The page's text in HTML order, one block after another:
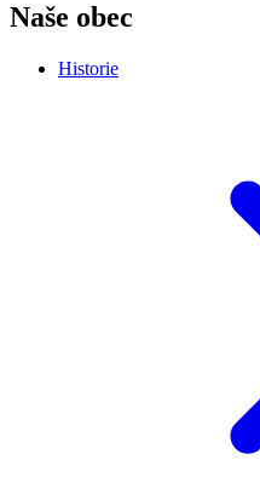
Naše obec
Historie